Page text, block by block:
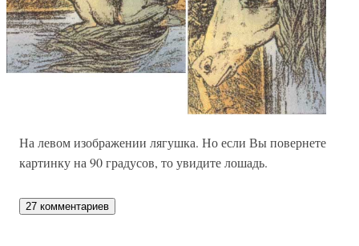
На левом изображении лягушка. Но если Вы повернете
картинку на 90 градусов, то увидите лошадь.
27 комментариев